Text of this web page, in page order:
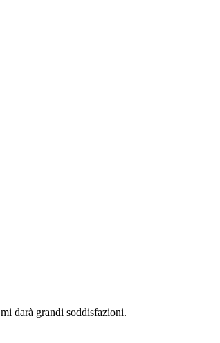
darà grandi soddisfazioni.